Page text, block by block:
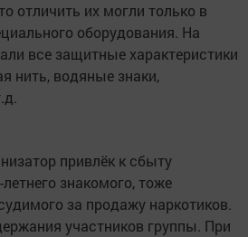
отличить их могли только в
оборудования. На
все защитные характеристики
нить, водяные знаки,
привлёк к сбыту
знакомого, тоже
за продажу наркотиков.
участников группы. При